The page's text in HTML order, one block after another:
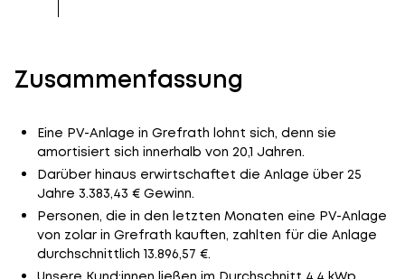
Zusammenfassung
Eine PV-Anlage in Grefrath lohnt sich, denn sie
amortisiert sich innerhalb von 20,1 Jahren.
Darüber hinaus erwirtschaftet die Anlage über 25
Jahre 3.383,43 € Gewinn.
Personen, die in den letzten Monaten eine PV-Anlage
von zolar in Grefrath kauften, zahlten für die Anlage
durchschnittlich 13.896,57 €.